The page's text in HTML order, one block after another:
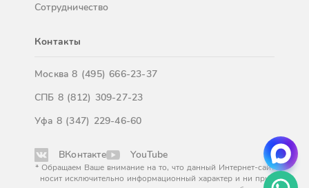
Сотрудничество
Контакты
Москва8 (495) 666-23-37
СПБ 8 (812) 309-27-23
Уфа 8 (347) 229-46-60
ВКонтакте YouTube
* Обращаем Ваше внимание на то, что данный Интернет-сайт
носит исключительно информационный характер и ни при